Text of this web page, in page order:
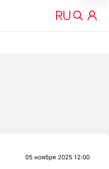
05 ноября 2025 12:00